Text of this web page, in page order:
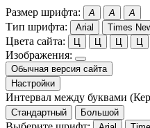
Размер шрифта: A A A
Тип шрифта: Arial Times
Цвета сайта: Ц Ц Ц Ц
Изображения:
Обычная версия сайта
Настройки
Интервал между буквами
Стандартный
Большой